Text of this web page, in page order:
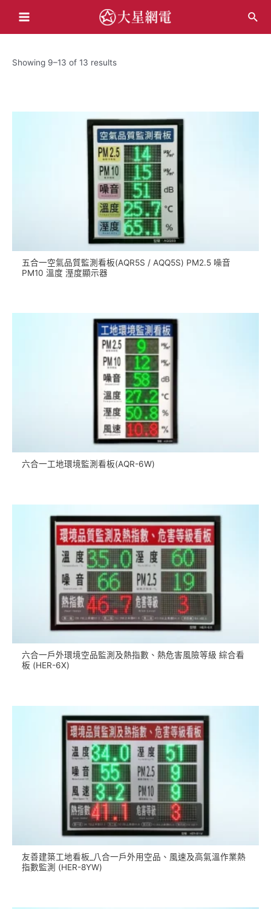
主
Main
搜
尋
Showing 9–13 of 13 results
五合一空氣品質監測看板(AQR5S / AQQ5S) PM2.5 噪音
PM10 溫度 溼度顯示器
六合一工地環境監測看板(AQR-6W)
六合一戶外環境空品監測及熱指數、熱危害風險等級 綜合看
板 (HER-6X)
友善建築工地看板_八合一戶外用空品、風速及高氣溫作業熱
指數監測 (HER-8YW)